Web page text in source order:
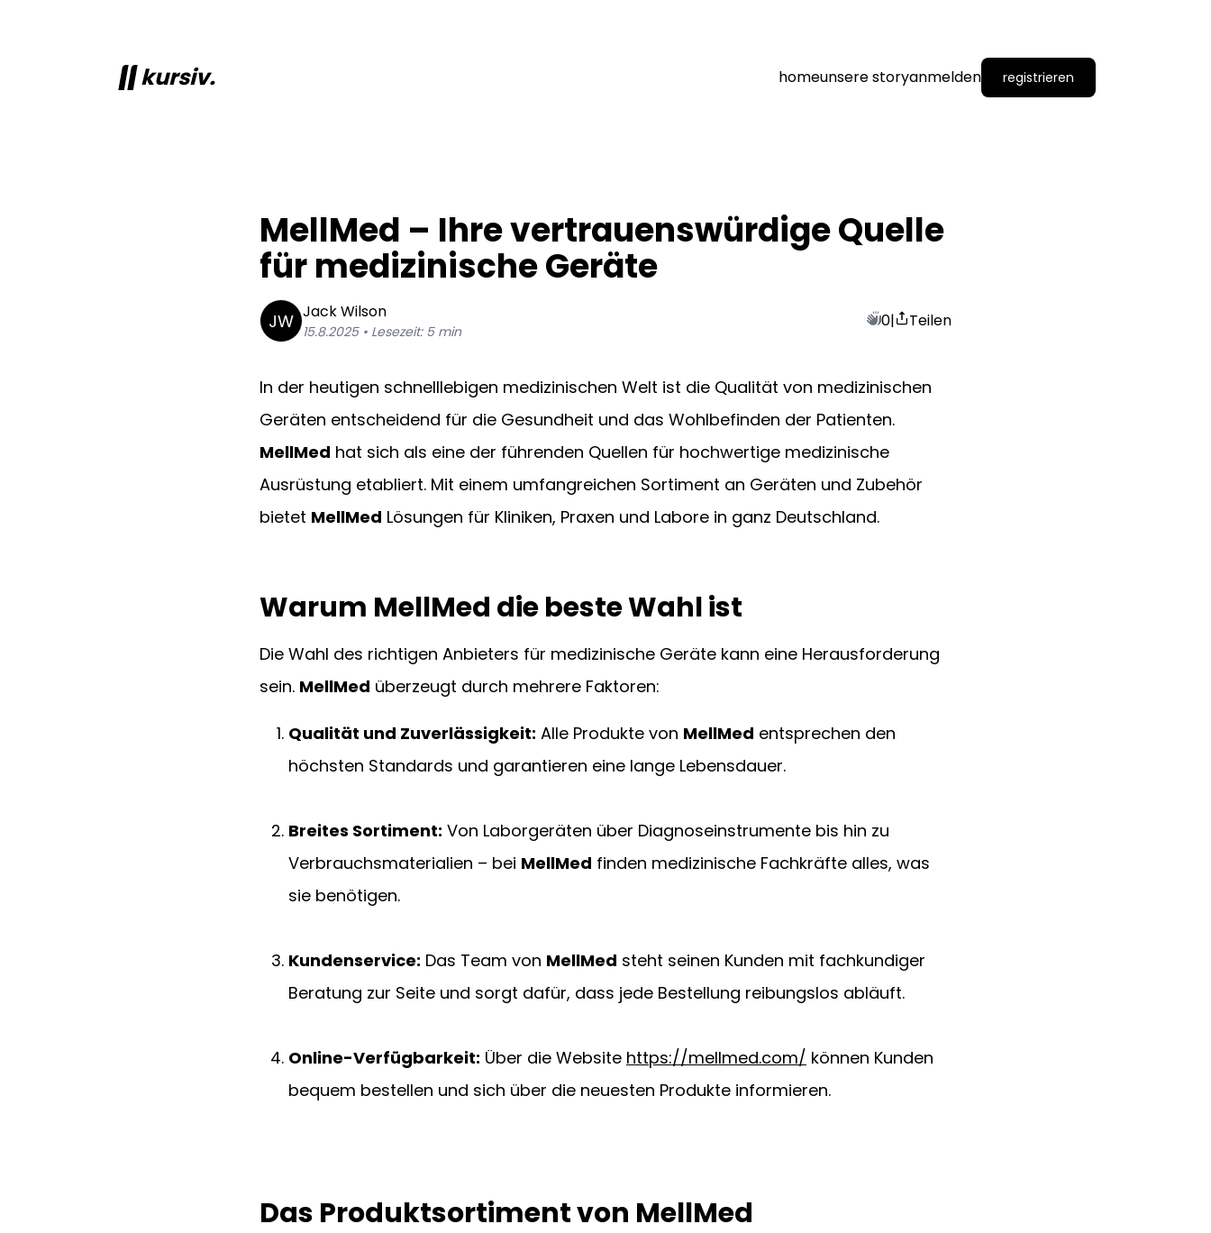
kursiv. homeunsere storyanmelden registrieren
MellMed – Ihre vertrauenswürdige Quelle
für medizinische Geräte
JW JackWilson
15.8.2025• Lesezeit: 5min
0| Teilen
In der heutigen schnelllebigen medizinischen Welt ist die Qualität von medizinischen
Geräten entscheidend für die Gesundheit und das Wohlbefinden der Patienten.
MellMed hat sich als eine der führenden Quellen für hochwertige medizinische
Ausrüstung etabliert. Mit einem umfangreichen Sortiment an Geräten und Zubehör
bietet MellMed Lösungen für Kliniken, Praxen und Labore in ganz Deutschland.
Warum MellMed die beste Wahl ist
Die Wahl des richtigen Anbieters für medizinische Geräte kann eine Herausforderung
sein. MellMed überzeugt durch mehrere Faktoren:
Qualität und Zuverlässigkeit: Alle Produkte von MellMed entsprechen den
höchsten Standards und garantieren eine lange Lebensdauer.
Breites Sortiment: Von Laborgeräten über Diagnoseinstrumente bis hin zu
Verbrauchsmaterialien – bei MellMed finden medizinische Fachkräfte alles, was
sie benötigen.
Kundenservice: Das Team von MellMed steht seinen Kunden mit fachkundiger
Beratung zur Seite und sorgt dafür, dass jede Bestellung reibungslos abläuft.
Online-Verfügbarkeit: Über die Website https://mellmed.com/ können Kunden
bequem bestellen und sich über die neuesten Produkte informieren.
Das Produktsortiment von MellMed